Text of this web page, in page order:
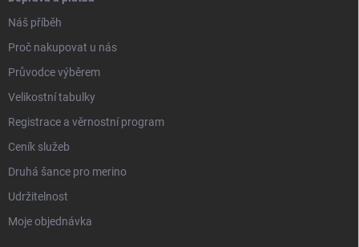
Náš příběh
Proč nakupovat u nás
Průvodce výběrem
Velikostní tabulky
Registrace a věrnostní program
Ceník služeb
Druhá šance pro merino
Udržitelnost
Moje objednávka